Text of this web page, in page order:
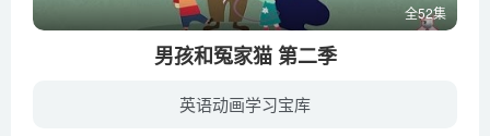
全52集
男孩和冤家猫 第二季
英语动画学习宝库